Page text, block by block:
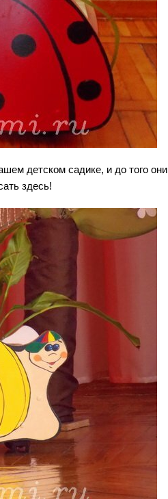
детском садике, и до того они
здесь!